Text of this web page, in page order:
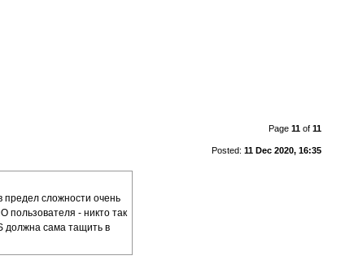
Page 11of 11
Posted: 11 Dec 2020, 16:35
предел сложности очень
пользователя - никто так
должна сама тащить в